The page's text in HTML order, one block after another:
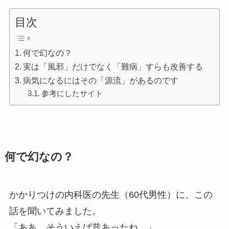
目次
何で幻なの？
実は「風邪」だけでなく「難病」すらも改善する
病気になるにはその「源流」があるのです
参考にしたサイト
何で幻なの？
かかりつけの内科医の先生（60代男性）に、この
話を聞いてみました。